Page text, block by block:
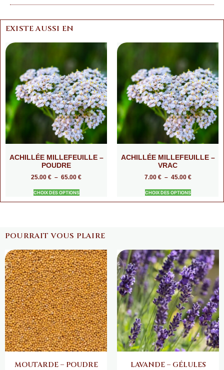
EXISTE AUSSI EN
ACHILLÉE MILLEFEUILLE –
POUDRE
25.00 € – 65.00 €
CHOIX DES OPTIONS
ACHILLÉE MILLEFEUILLE –
VRAC
7.00 € – 45.00 €
CHOIX DES OPTIONS
POURRAIT VOUS PLAIRE
MOUTARDE – POUDRE LAVANDE – GÉLULES